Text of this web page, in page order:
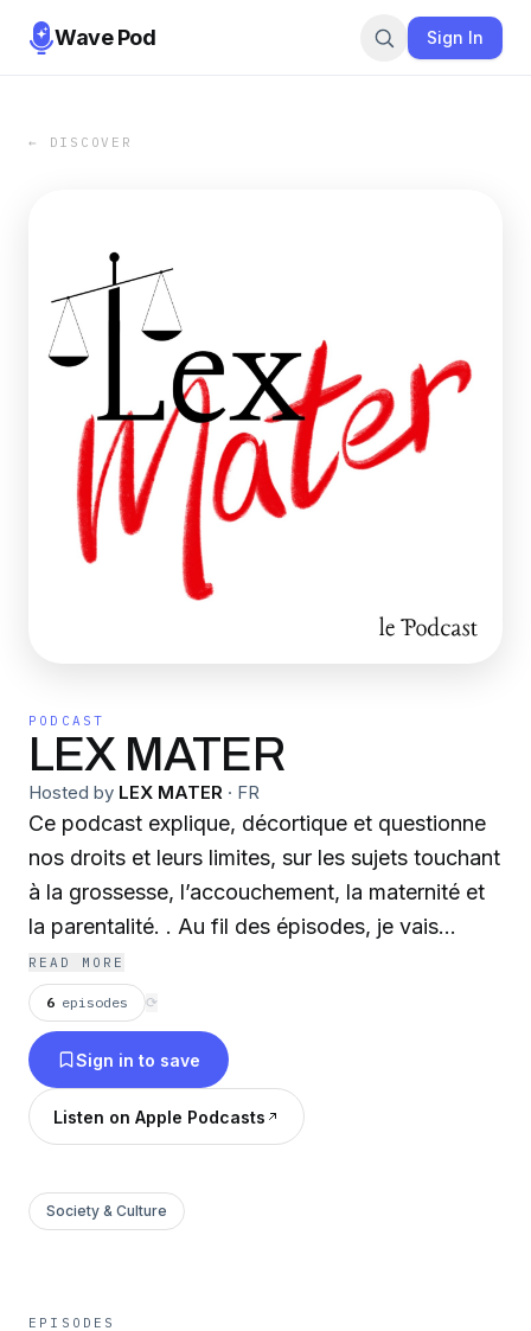
Wave Pod Sign In
← DISCOVER
PODCAST
LEX MATER
Hosted by LEX MATER · FR
Ce podcast explique, décortique et questionne
nos droits et leurs limites, sur les sujets touchant
à la grossesse, l’accouchement, la maternité et
la parentalité. . Au fil des épisodes, je vais
m’interroger sur ce que prévoit la loi et ce
qu’elle dit de la société dans laquelle nous
évoluons. . Hâte de savoir! Et vous ? Hébergé
par Ausha. Visitez ausha.co/fr/politique-de-
confidentialite pour plus d'informations.
READ MORE
6 episodes ⟳
Sign in to save
Listen on Apple Podcasts
Society & Culture
EPISODES